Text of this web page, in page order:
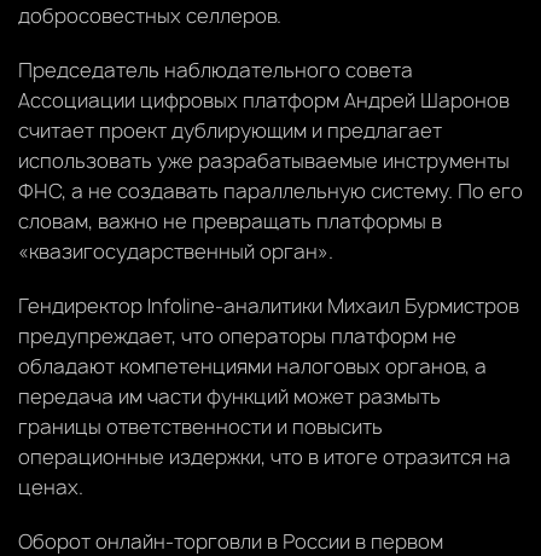
добросовестных селлеров.
Председатель наблюдательного совета
Ассоциации цифровых платформ Андрей Шаронов
считает проект дублирующим и предлагает
использовать уже разрабатываемые инструменты
ФНС, а не создавать параллельную систему. По его
словам, важно не превращать платформы в
«квазигосударственный орган».
Гендиректор Infoline-аналитики Михаил Бурмистров
предупреждает, что операторы платформ не
обладают компетенциями налоговых органов, а
передача им части функций может размыть
границы ответственности и повысить
операционные издержки, что в итоге отразится на
ценах.
Оборот онлайн-торговли в России в первом